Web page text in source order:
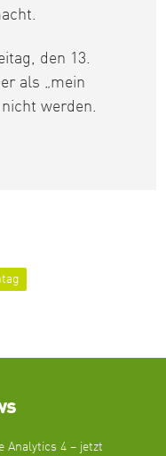
den 13.
als „mein
werden.
Analytics 4 – jetzt